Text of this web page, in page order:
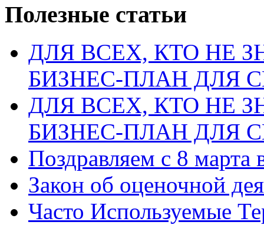
Полезные статьи
ДЛЯ ВСЕХ, КТО НЕ
БИЗНЕС-ПЛАН ДЛЯ
ДЛЯ ВСЕХ, КТО НЕ
БИЗНЕС-ПЛАН ДЛЯ
Поздравляем с 8
Закон об оценочной
Часто Используемые